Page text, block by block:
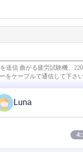
Luna